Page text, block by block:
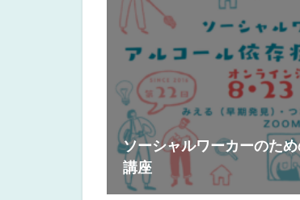
ソーシャルワーカーのた
講座